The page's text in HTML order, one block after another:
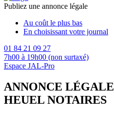
Publiez une annonce légale
Au coût le plus bas
En choisissant votre journal
01 84 21 09 27
7h00 à 19h00 (non surtaxé)
Espace JAL-Pro
ANNONCE LÉGALE
HEUEL NOTAIRES